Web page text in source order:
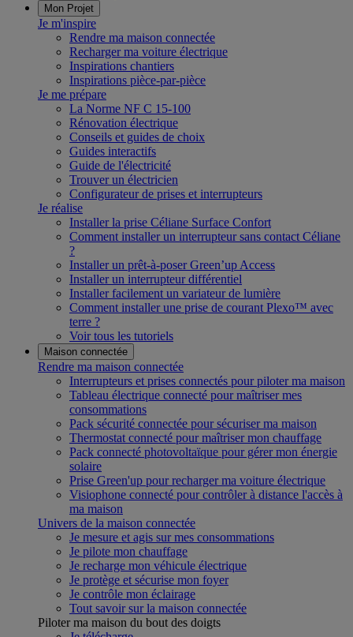
Mon Projet
Je m'inspire
Rendre ma maison connectée
Recharger ma voiture électrique
Inspirations chantiers
Inspirations pièce-par-pièce
Je me prépare
La Norme NF C 15-100
Rénovation électrique
Conseils et guides de choix
Guides interactifs
Guide de l'électricité
Trouver un électricien
Configurateur de prises et interrupteurs
Je réalise
Installer la prise Céliane Surface Confort
Comment installer un interrupteur sans contact Céliane
?
Installer un prêt-à-poser Green’up Access
Installer un interrupteur différentiel
Installer facilement un variateur de lumière
Comment installer une prise de courant Plexo™ avec
terre ?
Voir tous les tutoriels
Maison connectée
Rendre ma maison connectée
Interrupteurs et prises connectés pour piloter ma maison
Tableau électrique connecté pour maîtriser mes
consommations
Pack sécurité connectée pour sécuriser ma maison
Thermostat connecté pour maîtriser mon chauffage
Pack connecté photovoltaïque pour gérer mon énergie
solaire
Prise Green'up pour recharger ma voiture électrique
Visiophone connecté pour contrôler à distance l'accès à
ma maison
Univers de la maison connectée
Je mesure et agis sur mes consommations
Je pilote mon chauffage
Je recharge mon véhicule électrique
Je protège et sécurise mon foyer
Je contrôle mon éclairage
Tout savoir sur la maison connectée
Piloter ma maison du bout des doigts